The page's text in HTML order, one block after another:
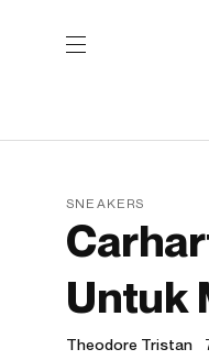
SNEAKERS
Untuk
Theodore Tristan